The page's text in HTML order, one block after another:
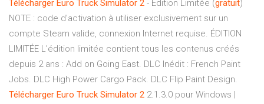
Télécharger Euro Truck Simulator 2 - Edition Limitée (gratuit)
NOTE : code d'activation à utiliser exclusivement sur un
compte Steam valide, connexion Internet requise. ÉDITION
LIMITÉE L'édition limitée contient tous les contenus créés
depuis 2 ans : Add on Going East. DLC Inédit : French Paint
Jobs. DLC High Power Cargo Pack. DLC Flip Paint Design.
Télécharger Euro Truck Simulator 2 2.1.3.0 pour Windows |